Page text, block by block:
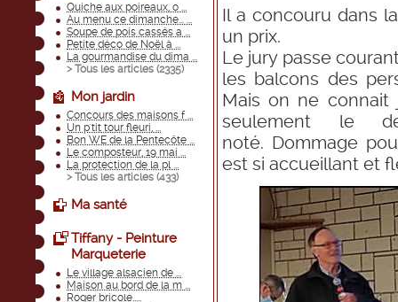
Quiche aux poireaux, o ...
Au menu ce dimanche... ...
Soupe de pois cassés a ...
Petite déco de Noël à ...
La gourmandise du dima ...
> Tous les articles (2335)
Mon jardin
Concours des maisons f ...
Un p'tit tour fleuri, ...
Bon WE de la Pentecôte ...
Le composteur, 19 mai ...
La protection de la pl ...
> Tous les articles (433)
Ma santé
Tiffany - Peinture
Marqueterie
Le village alsacien de ...
Maison au bord de la m ...
Roger bricole.....
Il a concouru dans
un prix.
Le jury passe
les balcons des
Mais on ne connait
seulement le
noté. Dommage
est si accueillant et